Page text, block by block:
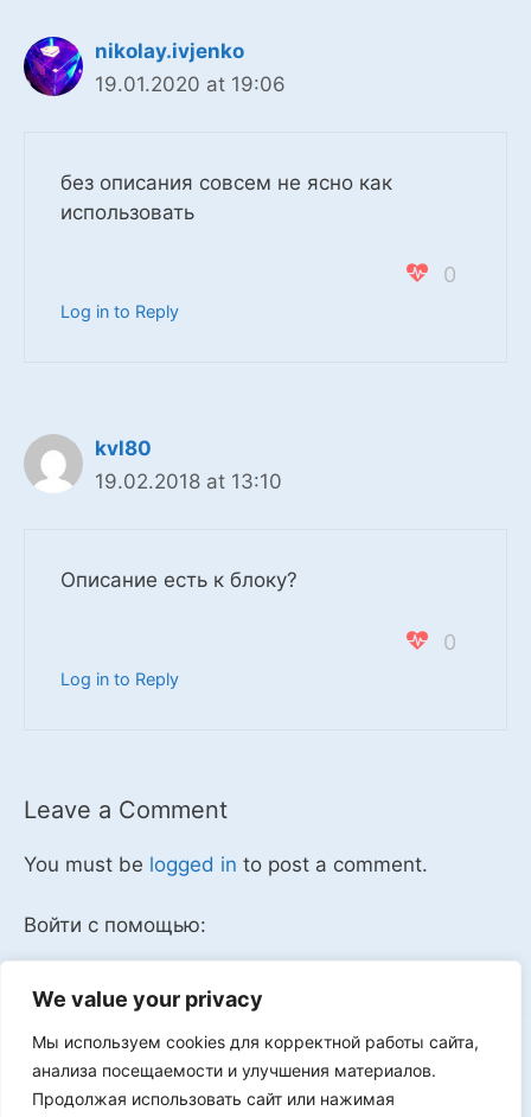
We value your privacy
Мы используем cookies для корректной работы сайта,
анализа посещаемости и улучшения материалов.
Продолжая использовать сайт или нажимая
nikolay.ivjenko
19.01.2020 at 19:06
без описания совсем не ясно как
использовать
0
Log in to Reply
kvl80
19.02.2018 at 13:10
Описание есть к блоку?
0
Log in to Reply
Leave a Comment
You must be logged in to post a comment.
Войти с помощью:
Мы в VK